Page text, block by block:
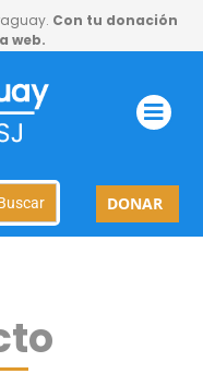
Con tu donación
web.
DONAR